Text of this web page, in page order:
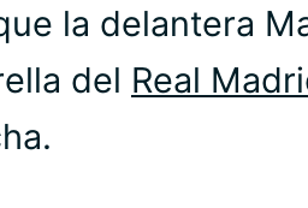
la delantera
del Real